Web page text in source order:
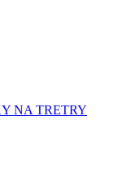
NA TRETRY